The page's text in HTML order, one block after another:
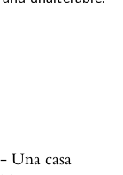
Una casa